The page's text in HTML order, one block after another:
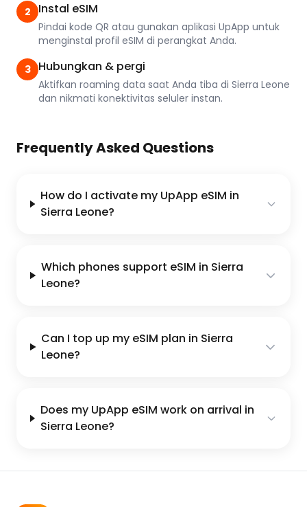
2 Instal eSIM
Pindai kode QR atau gunakan aplikasi UpApp untuk
menginstal profil eSIM di perangkat Anda.
3 Hubungkan & pergi
Aktifkan roaming data saat Anda tiba di Sierra Leone
dan nikmati konektivitas seluler instan.
Frequently Asked Questions
How do I activate my UpApp eSIM in
Sierra Leone?
Which phones support eSIM in Sierra
Leone?
Can I top up my eSIM plan in Sierra
Leone?
Does my UpApp eSIM work on arrival in
Sierra Leone?